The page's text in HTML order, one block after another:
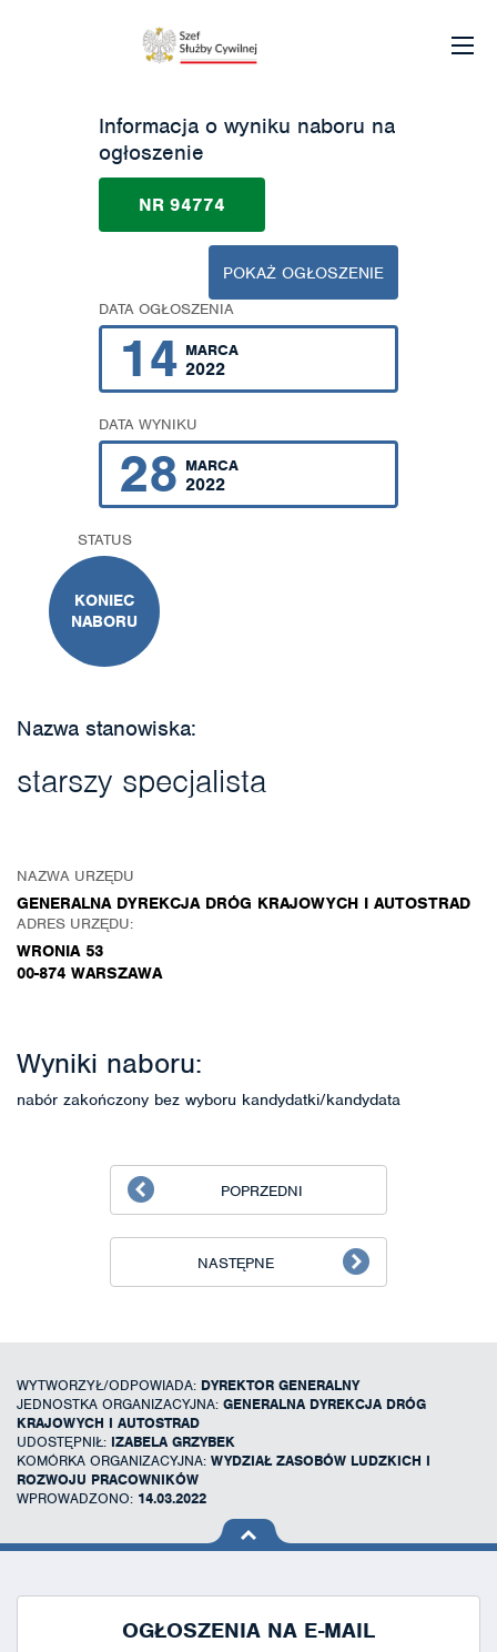
Informacja o wyniku naboru na
ogłoszenie
NR 94774
POKAŻ OGŁOSZENIE
DATA OGŁOSZENIA
14 MARCA
2022
DATA WYNIKU
28 MARCA
2022
STATUS
KONIEC
NABORU
Nazwa stanowiska:
starszy specjalista
NAZWA URZĘDU
GENERALNA DYREKCJA DRÓG KRAJOWYCH I AUTOSTRAD
ADRES URZĘDU:
WRONIA 53
00-874 WARSZAWA
Wyniki naboru:
nabór zakończony bez wyboru kandydatki/kandydata
POPRZEDNI
NASTĘPNE
WYTWORZYŁ/ODPOWIADA: DYREKTOR GENERALNY
JEDNOSTKA ORGANIZACYJNA: GENERALNA DYREKCJA DRÓG
KRAJOWYCH I AUTOSTRAD
UDOSTĘPNIŁ: IZABELA GRZYBEK
KOMÓRKA ORGANIZACYJNA: WYDZIAŁ ZASOBÓW LUDZKICH I
ROZWOJU PRACOWNIKÓW
WPROWADZONO: 14.03.2022
na górę
OGŁOSZENIA NA E-MAIL